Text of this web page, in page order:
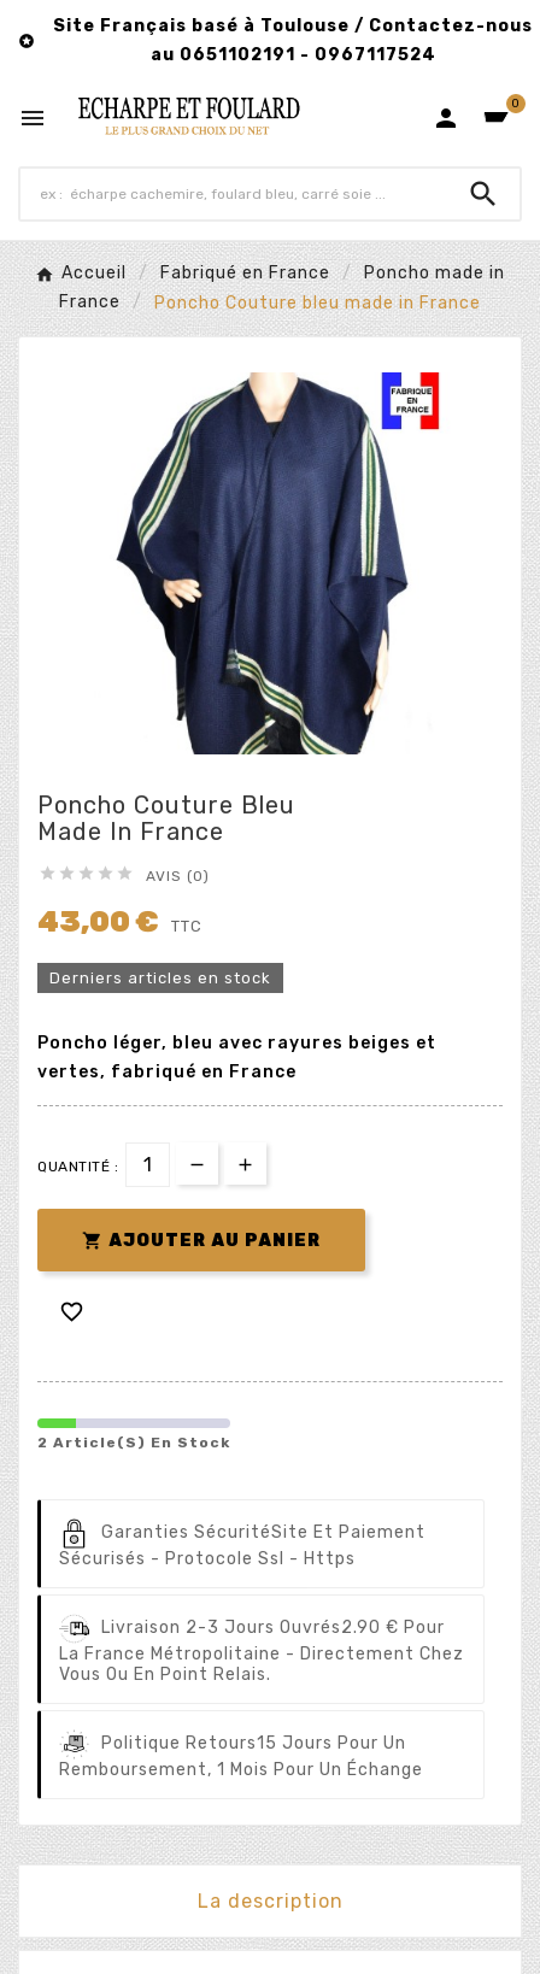

Site Français basé à Toulouse / Contactez-nous
au 0651102191 - 0967117524
  0

Accueil Fabriqué en France
Poncho made in
France
Poncho Couture bleu made in France
Poncho Couture Bleu
Made In France
     AVIS (0)
43,00 € TTC
Derniers articles en stock
Poncho léger, bleu avec rayures beiges et
vertes, fabriqué en France
QUANTITÉ :
 AJOUTER AU PANIER

2 Article(s) En Stock
Garanties SécuritéSite Et Paiement
Sécurisés - Protocole Ssl - Https
Livraison 2-3 Jours Ouvrés2.90 € Pour
La France Métropolitaine - Directement Chez
Vous Ou En Point Relais.
Politique Retours15 Jours Pour Un
Remboursement, 1 Mois Pour Un Échange
La description